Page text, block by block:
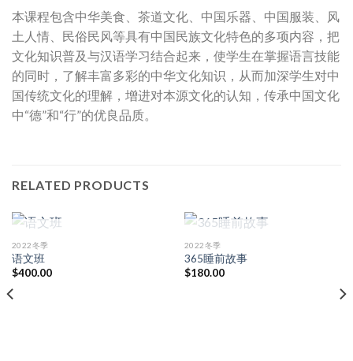
本课程包含中华美食、茶道文化、中国乐器、中国服装、风
土人情、民俗民风等具有中国民族文化特色的多项内容，把
文化知识普及与汉语学习结合起来，使学生在掌握语言技能
的同时，了解丰富多彩的中华文化知识，从而加深学生对中
国传统文化的理解，增进对本源文化的认知，传承中国文化
中“德”和“行”的优良品质。
RELATED PRODUCTS
OUT OF STOCK
2022冬季
语文班
$400.00
OUT OF STOCK
2022冬季
365睡前故事
$180.00